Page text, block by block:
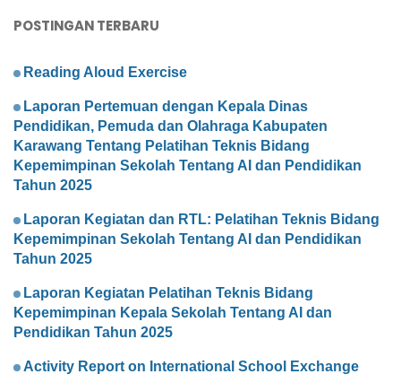
POSTINGAN TERBARU
Reading Aloud Exercise
Laporan Pertemuan dengan Kepala Dinas
Pendidikan, Pemuda dan Olahraga Kabupaten
Karawang Tentang Pelatihan Teknis Bidang
Kepemimpinan Sekolah Tentang AI dan Pendidikan
Tahun 2025
Laporan Kegiatan dan RTL: Pelatihan Teknis Bidang
Kepemimpinan Sekolah Tentang AI dan Pendidikan
Tahun 2025
Laporan Kegiatan Pelatihan Teknis Bidang
Kepemimpinan Kepala Sekolah Tentang AI dan
Pendidikan Tahun 2025
Activity Report on International School Exchange